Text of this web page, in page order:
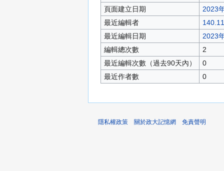
頁面建立日期
2023
最近編輯者
最近編輯日期
2023
編輯總次數
2
最近編輯次數（過去90天內）
0
最近作者數
0
隱私權政策 關於政大記憶網 免責聲明